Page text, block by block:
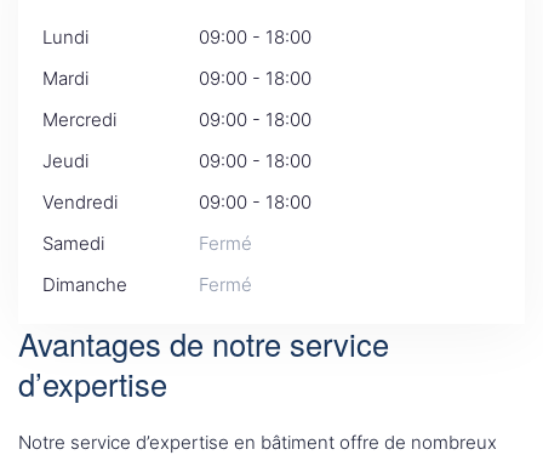
Lundi
09:00 - 18:00
Mardi
09:00 - 18:00
Mercredi
09:00 - 18:00
Jeudi
09:00 - 18:00
Vendredi
09:00 - 18:00
Samedi
Fermé
Dimanche
Fermé
Avantages de notre service
d’expertise
Notre service d’expertise en bâtiment offre de nombreux